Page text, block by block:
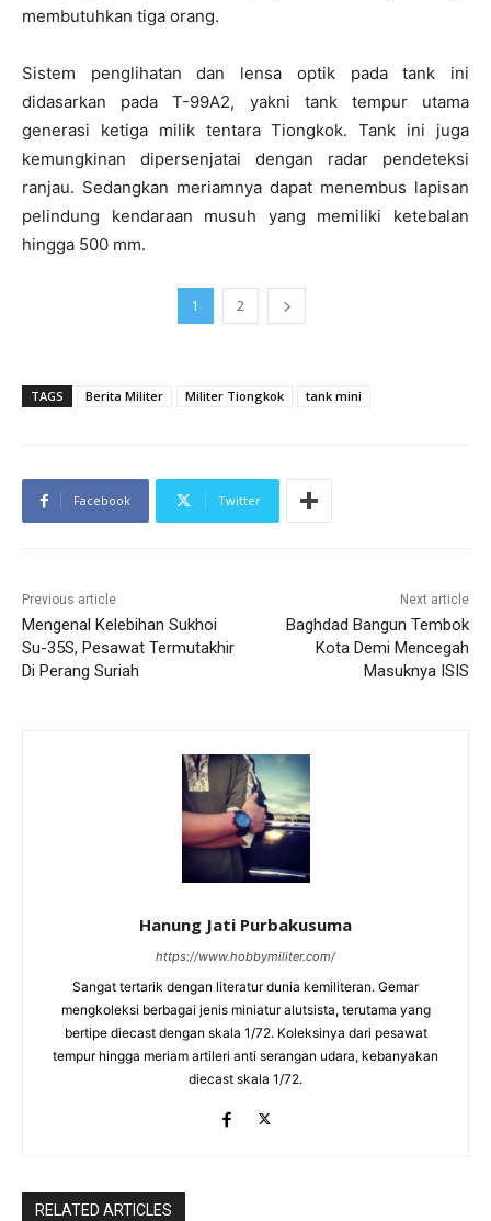
membutuhkan tiga orang.
Sistem penglihatan dan lensa optik pada tank ini
didasarkan pada T-99A2, yakni tank tempur utama
generasi ketiga milik tentara Tiongkok. Tank ini juga
kemungkinan dipersenjatai dengan radar pendeteksi
ranjau. Sedangkan meriamnya dapat menembus lapisan
pelindung kendaraan musuh yang memiliki ketebalan
hingga 500 mm.
1 2
TAGS Berita Militer Militer Tiongkok tank mini
Facebook Twitter
Previous article
Mengenal Kelebihan Sukhoi
Su-35S, Pesawat Termutakhir
Di Perang Suriah
Next article
Baghdad Bangun Tembok
Kota Demi Mencegah
Masuknya ISIS
Hanung Jati Purbakusuma
https://www.hobbymiliter.com/
Sangat tertarik dengan literatur dunia kemiliteran. Gemar
mengkoleksi berbagai jenis miniatur alutsista, terutama yang
bertipe diecast dengan skala 1/72. Koleksinya dari pesawat
tempur hingga meriam artileri anti serangan udara, kebanyakan
diecast skala 1/72.
RELATED ARTICLES